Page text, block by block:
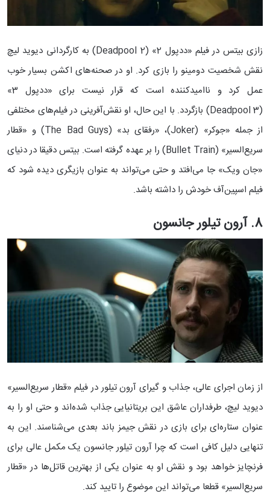
زازی بیتس در فیلم «ددپول 2» (Deadpool 2) به کارگردانی دیوید لیچ
نقش شخصیت دومینو را بازی کرد. او در صحنه‌های اکشن بسیار خوب
عمل کرد و ناامیدکننده است که قرار نیست برای «ددپول 3»
(Deadpool 3) بازگردد. با این حال، او نقش‌آفرینی در فیلم‌های مختلفی
از جمله «جوکر» (Joker)، «رفقای بد» (The Bad Guys) و «قطار
سریع‌السیر» (Bullet Train) را بر عهده گرفته است. بیتس دقیقا در دنیای
«جان ویک» جا می‌افتد و حتی می‌تواند به عنوان بازیگری دیده شود که
فیلم اسپین‌آف خودش را داشته باشد.
8. آرون تیلور جانسون
از زمان اجرای عالی، جذاب و گیرای آرون تیلور در فیلم «قطار سریع‌السیر»
دیوید لیچ، طرفداران عاشق این بریتانیایی جذاب شده‌اند و حتی او را به
عنوان ستاره‌ای برای بازی در نقش جیمز باند بعدی می‌شناسند. این به
تنهایی دلیل کافی است که چرا آرون تیلور جانسون یک مکمل عالی برای
فرنچایز خواهد بود و نقش او به عنوان یکی از بهترین قاتل‌ها در «قطار
سریع‌السیر» قطعا می‌تواند این موضوع را تایید کند.